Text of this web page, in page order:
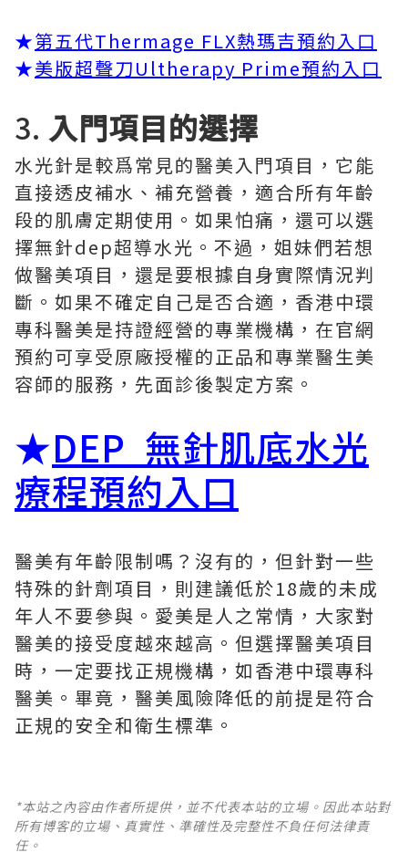
★第五代Thermage FLX熱瑪吉預約入口
★美版超聲刀Ultherapy Prime預約入口
3. 入門項目的選擇
水光針是較爲常見的醫美入門項目，它能
直接透皮補水、補充營養，適合所有年齡
段的肌膚定期使用。如果怕痛，還可以選
擇無針dep超導水光。不過，姐妹們若想
做醫美項目，還是要根據自身實際情況判
斷。如果不確定自己是否合適，香港中環
專科醫美是持證經營的專業機構，在官網
預約可享受原廠授權的正品和專業醫生美
容師的服務，先面診後製定方案。
★DEP 無針肌底水光
療程預約入口
醫美有年齡限制嗎？沒有的，但針對一些
特殊的針劑項目，則建議低於18歲的未成
年人不要參與。愛美是人之常情，大家對
醫美的接受度越來越高。但選擇醫美項目
時，一定要找正規機構，如香港中環專科
醫美。畢竟，醫美風險降低的前提是符合
正規的安全和衛生標準。
*本站之內容由作者所提供，並不代表本站的立場。因此本站對
所有博客的立場、真實性、準確性及完整性不負任何法律責
任。